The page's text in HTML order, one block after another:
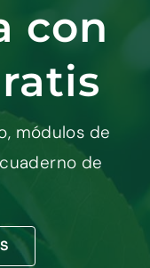
con
módulos de
de